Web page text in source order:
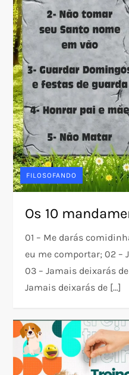
FILOSOFANDO
Os 10
01 – Me darás
eu me comportar; 02 –
03 – Jamais deixarás
Jamais deixarás de […]